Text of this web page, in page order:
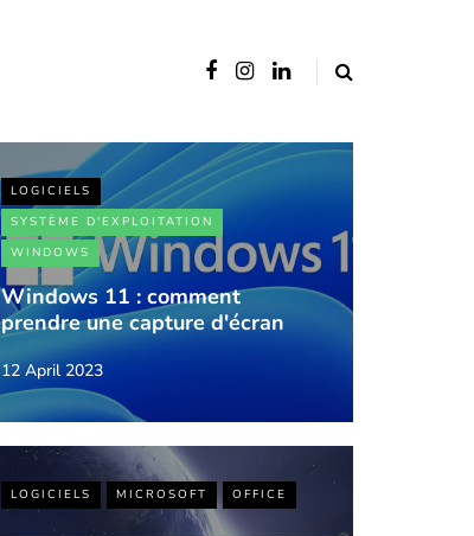
LOGICIELS
SYSTÈME D'EXPLOITATION
WINDOWS
Windows 11 : comment
prendre une capture d'écran
12 April 2023
LOGICIELS MICROSOFT OFFICE